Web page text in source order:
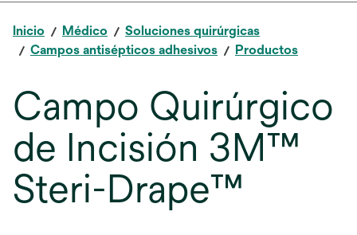
Inicio Médico
Soluciones quirúrgicas
Campos antisépticos adhesivos
Productos
Campo Quirúrgico
de Incisión 3M™
Steri-Drape™